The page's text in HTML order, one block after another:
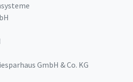
GmbH & Co. KG